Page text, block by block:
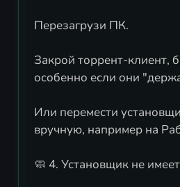
Перезагрузи ПК.
Закрой торрент-клиент,
особенно если они
Или перемести
вручную, например на
🧼 4. Установщик не